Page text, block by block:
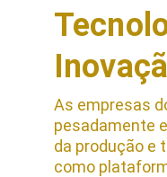
As empresas
pesadamente
da produção e
como